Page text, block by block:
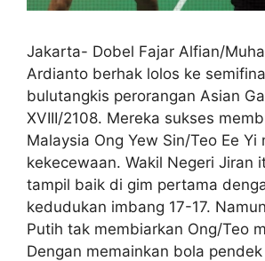
Jakarta- Dobel Fajar Alfian/
Ardianto berhak lolos ke
bulutangkis perorangan Asian
XVIII/2108. Mereka sukses
Malaysia Ong Yew Sin/Teo Ee Yi
kekecewaan. Wakil Negeri Jiran
tampil baik di gim pertama
kedudukan imbang 17-17.
Putih tak membiarkan Ong/Teo
Dengan memainkan bola